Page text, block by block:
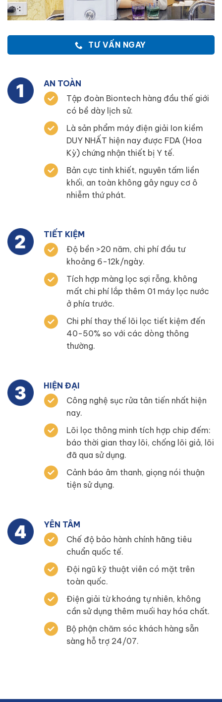
TƯ VẤN NGAY
AN TOÀN
Tập đoàn Biontech hàng đầu thế giới
có bề dày lịch sử.
Là sản phẩm máy điện giải Ion kiềm
DUY NHẤT hiện nay được FDA (Hoa
Kỳ) chứng nhận thiết bị Y tế.
Bản cực tinh khiết, nguyên tấm liền
khối, an toàn không gây nguy cơ ô
nhiễm thứ phát.
TIẾT KIỆM
Độ bền >20 năm, chi phí đầu tư
khoảng 6-12k/ngày.
Tích hợp màng lọc sợi rỗng, không
mất chi phí lắp thêm 01 máy lọc nước
ở phía trước.
Chi phí thay thế lõi lọc tiết kiệm đến
40-50% so với các dòng thông
thường.
HIỆN ĐẠI
Công nghệ sục rửa tân tiến nhất hiện
nay.
Lõi lọc thông minh tích hợp chip đếm:
báo thời gian thay lõi, chống lõi giả, lõi
đã qua sử dụng.
Cảnh báo âm thanh, giọng nói thuận
tiện sử dụng.
YÊN TÂM
Chế độ bảo hành chính hãng tiêu
chuẩn quốc tế.
Đội ngũ kỹ thuật viên có mặt trên
toàn quốc.
Điện giải từ khoáng tự nhiên, không
cần sử dụng thêm muối hay hóa chất.
Bộ phận chăm sóc khách hàng sẵn
sàng hỗ trợ 24/07.